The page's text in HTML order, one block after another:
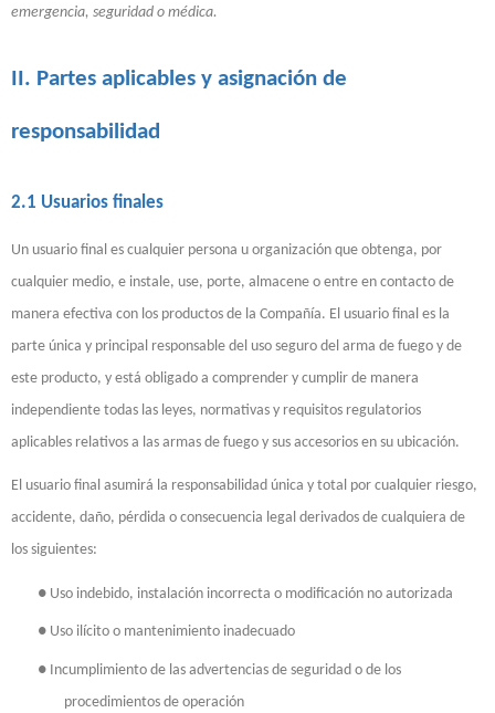
emergencia, seguridad o médica.
II. Partes aplicables y asignación de
responsabilidad
2.1 Usuarios finales
Un usuario final es cualquier persona u organización que obtenga, por
cualquier medio, e instale, use, porte, almacene o entre en contacto de
manera efectiva con los productos de la Compañía. El usuario final es la
parte única y principal responsable del uso seguro del arma de fuego y de
este producto, y está obligado a comprender y cumplir de manera
independiente todas las leyes, normativas y requisitos regulatorios
aplicables relativos a las armas de fuego y sus accesorios en su ubicación.
El usuario final asumirá la responsabilidad única y total por cualquier riesgo,
accidente, daño, pérdida o consecuencia legal derivados de cualquiera de
los siguientes:
● Uso indebido, instalación incorrecta o modificación no autorizada
● Uso ilícito o mantenimiento inadecuado
● Incumplimiento de las advertencias de seguridad o de los
procedimientos de operación